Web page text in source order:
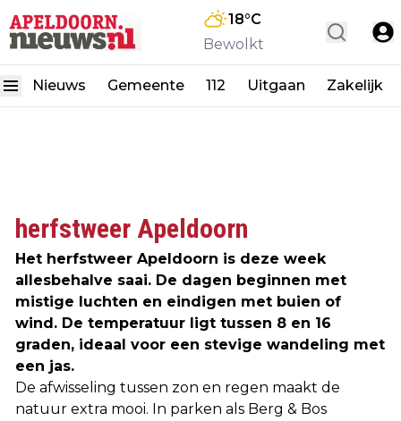
18°C
Bewolkt
Nieuws Gemeente 112 Uitgaan Zakelijk
herfstweer Apeldoorn
Het herfstweer Apeldoorn is deze week
allesbehalve saai. De dagen beginnen met
mistige luchten en eindigen met buien of
wind. De temperatuur ligt tussen 8 en 16
graden, ideaal voor een stevige wandeling met
een jas.
De afwisseling tussen zon en regen maakt de
natuur extra mooi. In parken als Berg & Bos